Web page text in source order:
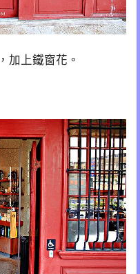
加上鐵窗花。